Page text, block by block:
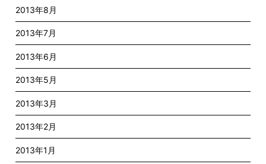
2013年8月
2013年7月
2013年6月
2013年5月
2013年3月
2013年2月
2013年1月